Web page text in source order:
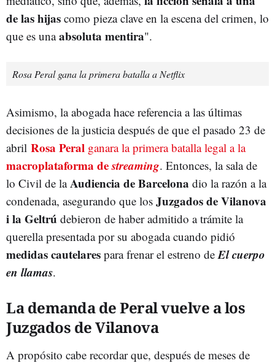
de las hijas como pieza clave en la escena del crimen, lo
que es unaabsoluta mentira".
Rosa Peral gana la primera batalla a Netflix
Asimismo, la abogada hace referencia a las últimas
decisiones de la justicia después de que el pasado 23 de
abril Rosa Peral ganara la primera batalla legal a la
macroplataforma destreaming. Entonces, la sala de
lo Civil de laAudiencia de Barcelona dio la razón a la
condenada, asegurando que los Juzgados de Vilanova
i la Geltrú debieron de haber admitido a trámite la
querella presentada por su abogada cuando pidió
medidas cautelares para frenar el estreno de El cuerpo
en llamas.
La demanda de Peral vuelve a los
Juzgados de Vilanova
A propósito cabe recordar que, después de meses de